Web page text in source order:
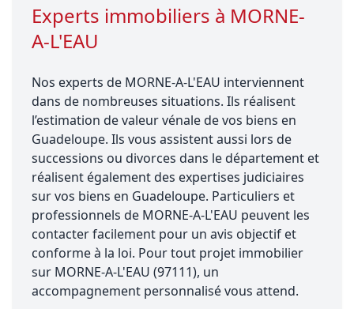
Experts immobiliers à MORNE-
A-L'EAU
Nos experts de MORNE-A-L'EAU interviennent
dans de nombreuses situations. Ils réalisent
l’estimation de valeur vénale de vos biens en
Guadeloupe. Ils vous assistent aussi lors de
successions ou divorces dans le département et
réalisent également des expertises judiciaires
sur vos biens en Guadeloupe. Particuliers et
professionnels de MORNE-A-L'EAU peuvent les
contacter facilement pour un avis objectif et
conforme à la loi. Pour tout projet immobilier
sur MORNE-A-L'EAU (97111), un
accompagnement personnalisé vous attend.